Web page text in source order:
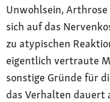
Unwohlsein,
sich auf das
zu atypischen
eigentlich vertraute
sonstige Gründe für
das Verhalten